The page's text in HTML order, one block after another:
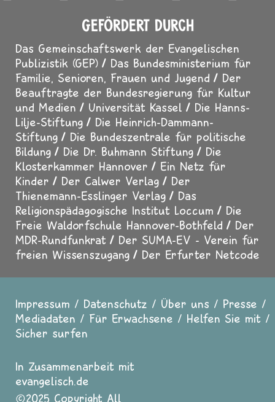
GEFÖRDERT DURCH
Das Gemeinschaftswerk der Evangelischen
Publizistik (GEP)
Das Bundesministerium für
Familie, Senioren, Frauen und Jugend
Der
Beauftragte der Bundesregierung für Kultur
und Medien
Universität Kassel
Die Hanns-
Lilje-Stiftung
Die Heinrich-Dammann-
Stiftung
Die Bundeszentrale für politische
Bildung
Die Dr. Buhmann Stiftung
Die
Klosterkammer Hannover
Ein Netz für
Kinder
Der Calwer Verlag
Der
Thienemann-Esslinger Verlag
Das
Religionspädagogische Institut Loccum
Die
Freie Waldorfschule Hannover-Bothfeld
Der
MDR-Rundfunkrat
Der SUMA-EV - Verein für
freien Wissenszugang
Der Erfurter Netcode
Fußzeile
Impressum Datenschutz Über uns
Presse
Mediadaten
Für Erwachsene
Helfen Sie mit
Sicher surfen
In Zusammenarbeit mit
evangelisch.de
2025 Copyright All